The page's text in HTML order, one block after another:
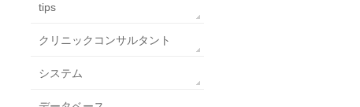
tips
クリニックコンサルタント
システム